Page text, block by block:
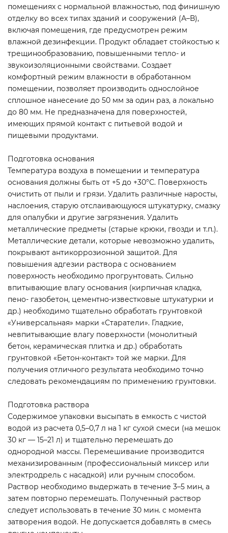
помещениях с нормальной влажностью, под финишную
отделку во всех типах зданий и сооружений (А–В),
включая помещения, где предусмотрен режим
влажной дезинфекции. Продукт обладает стойкостью к
трещинообразованию, повышенными тепло- и
звукоизоляционными свойствами. Создает
комфортный режим влажности в обработанном
помещении, позволяет производить однослойное
сплошное нанесение до 50 мм за один раз, а локально
до 80 мм. Не предназначена для поверхностей,
имеющих прямой контакт с питьевой водой и
пищевыми продуктами.
Подготовка основания
Температура воздуха в помещении и температура
основания должны быть от +5 до +30°С. Поверхность
очистить от пыли и грязи. Удалить различные наросты,
наслоения, старую отслаивающуюся штукатурку, смазку
для опалубки и другие загрязнения. Удалить
металлические предметы (старые крюки, гвозди и т.п.).
Металлические детали, которые невозможно удалить,
покрывают антикоррозионной защитой. Для
повышения адгезии раствора с основанием
поверхность необходимо прогрунтовать. Сильно
впитывающие влагу основания (кирпичная кладка,
пено- газобетон, цементно-известковые штукатурки и
др.) необходимо тщательно обработать грунтовкой
«Универсальная» марки «Старатели». Гладкие,
невпитывающие влагу поверхности (монолитный
бетон, керамическая плитка и др.) обработать
грунтовкой «Бетон-контакт» той же марки. Для
получения отличного результата необходимо точно
следовать рекомендациям по применению грунтовки.
Подготовка раствора
Содержимое упаковки высыпать в емкость с чистой
водой из расчета 0,5–0,7 л на 1 кг сухой смеси (на мешок
30 кг — 15–21 л) и тщательно перемешать до
однородной массы. Перемешивание производится
механизированным (профессиональный миксер или
электродрель с насадкой) или ручным способом.
Раствор необходимо выдержать в течение 3–5 мин, а
затем повторно перемешать. Полученный раствор
следует использовать в течение 30 мин. с момента
затворения водой. Не допускается добавлять в смесь